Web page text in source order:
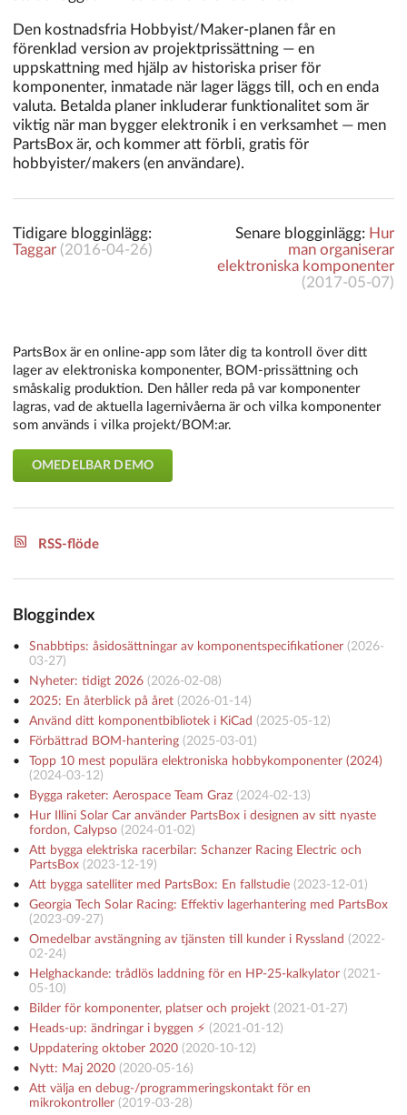
Den kostnadsfria Hobbyist/Maker-planen får en
förenklad version av projektprissättning — en
uppskattning med hjälp av historiska priser för
komponenter, inmatade när lager läggs till, och en enda
valuta. Betalda planer inkluderar funktionalitet som är
viktig när man bygger elektronik i en verksamhet — men
PartsBox är, och kommer att förbli, gratis för
hobbyister/makers (en användare).
Tidigare blogginlägg:
Taggar (2016-04-26)
Senare blogginlägg: Hur
man organiserar
elektroniska komponenter
(2017-05-07)
PartsBox är en online-app som låter dig ta kontroll över ditt
lager av elektroniska komponenter, BOM-prissättning och
småskalig produktion. Den håller reda på var komponenter
lagras, vad de aktuella lagernivåerna är och vilka komponenter
som används i vilka projekt/BOM:ar.
OMEDELBAR DEMO
RSS-flöde
Bloggindex
Snabbtips: åsidosättningar av komponentspecifikationer(2026-
03-27)
Nyheter: tidigt 2026(2026-02-08)
2025: En återblick på året(2026-01-14)
Använd ditt komponentbibliotek i KiCad (2025-05-12)
Förbättrad BOM-hantering(2025-03-01 )
Topp 10 mest populära elektroniska hobbykomponenter (2024)
(2024-03-12)
Bygga raketer: Aerospace Team Graz(2024-02-13)
Hur Illini Solar Car använder PartsBox i designen av sitt nyaste
fordon, Calypso(2024-01-02)
Att bygga elektriska racerbilar: Schanzer Racing Electric och
PartsBox(2023-12-19)
Att bygga satelliter med PartsBox: En fallstudie(2023-12-01 )
Georgia Tech Solar Racing: Effektiv lagerhantering med PartsBox
(2023-09-27)
Omedelbar avstängning av tjänsten till kunder i Ryssland (2022-
02-24)
Helghackande: trådlös laddning för en HP-25-kalkylator(2021-
05-10)
Bilder för komponenter, platser och projekt(2021-01-27)
Heads-up: ändringar i byggen ⚡️ (2021-01-12)
Uppdatering oktober 2020(2020-10-12)
Nytt: Maj 2020(2020-05-16)
Att välja en debug-/programmeringskontakt för en
mikrokontroller(2019-03-28)